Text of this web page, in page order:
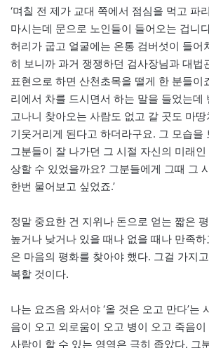
‘며칠 전 제가 교대 쪽에서 점심을 먹고 파
마시는데 문으로 노인들이 들어오는 겁니
허리가 굽고 얼굴에는 온통 검버섯이 들어
히 보니까 과거 쟁쟁하던 검사장님과 대법
표현으로 하면 산천초목을 떨게 한 분들이
리에서 차를 드시면서 하는 말을 들었는데
고나니 찾아오는 사람도 없고 갈 곳도 마
기웃거리게 된다고 하더라구요. 그 모습을
그분들이 잘 나가던 그 시절 자신의 미래
상할 수 있었을까요? 그분들에게 그때 그
한번 물어보고 싶었죠.’
정말 중요한 건 지위나 돈으로 얻는 짧은
높거나 낮거나 있을 때나 없을 때나 만족
은 마음의 평화를 찾아야 했다. 그걸 가지
복할 것이다.
나는 요즈음 와서야 ‘올 것은 오고 만다’는
음이 오고 외로움이 오고 병이 오고 죽음
사람이 할 수 있는 영역은 극히 좁았다. 그